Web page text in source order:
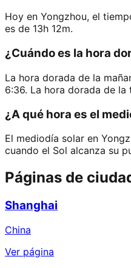
Hoy en Yongzhou, el
es de 13h 12m.
¿Cuándo es la hora
La hora dorada de la
6:36. La hora dorada de la
¿A qué hora es el
El mediodía solar en
cuando el Sol alcanza su
Páginas de
Shanghai
China
Ver página